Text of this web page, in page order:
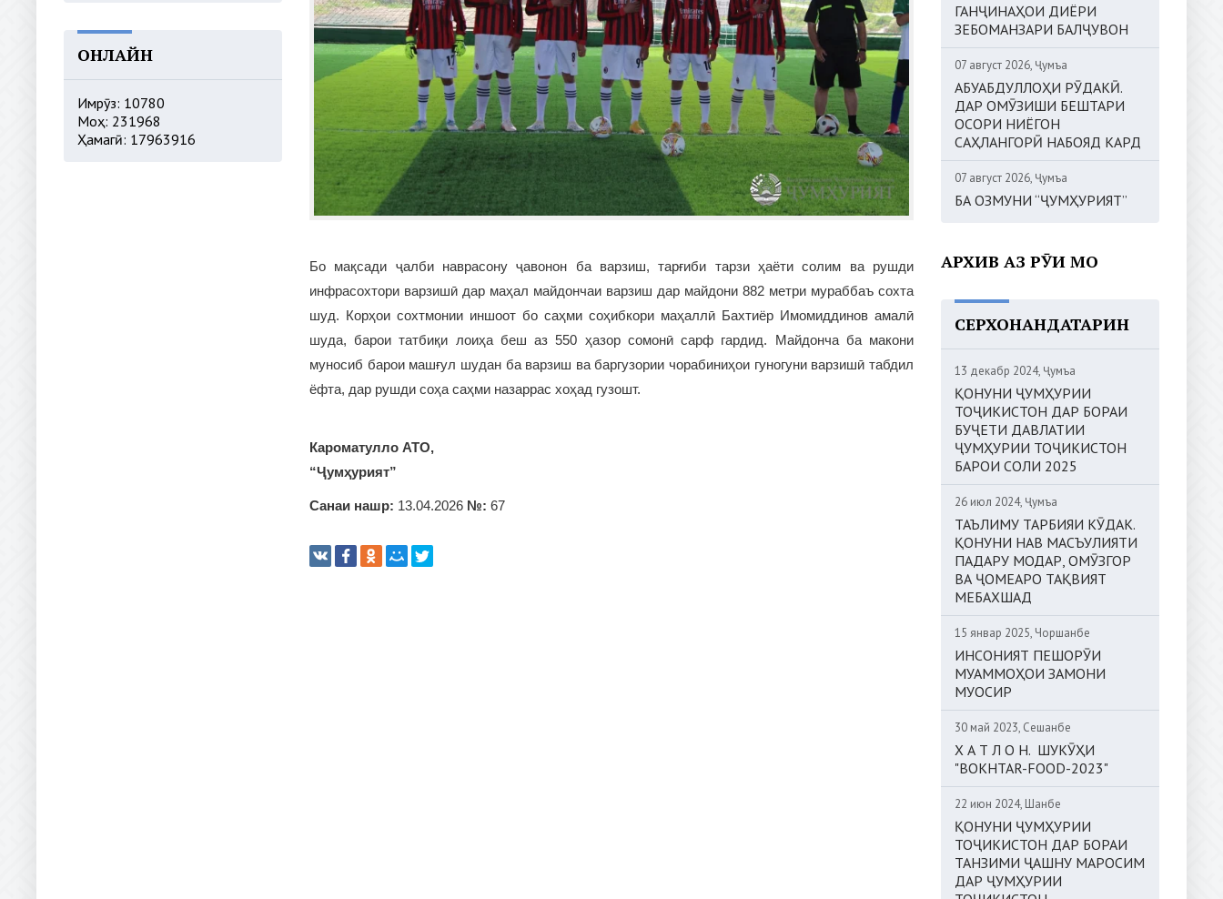
ОНЛАЙН
Имрӯз: 10780
Моҳ: 231968
Ҳамагӣ: 17963916
Бо мақсади ҷалби наврасону ҷавонон ба варзиш, тарғиби тарзи ҳаёти солим ва рушди
инфрасохтори варзишӣ дар маҳал майдончаи варзиш дар майдони 882 метри мураббаъ сохта
шуд. Корҳои сохтмонии иншоот бо саҳми соҳибкори маҳаллӣ Бахтиёр Имомиддинов амалӣ
шуда, барои татбиқи лоиҳа беш аз 550 ҳазор сомонӣ сарф гардид. Майдонча ба макони
муносиб барои машғул шудан ба варзиш ва баргузории чорабиниҳои гуногуни варзишӣ табдил
ёфта, дар рушди соҳа саҳми назаррас хоҳад гузошт.
Кароматулло АТО,
“Ҷумҳурият”
Санаи нашр: 13.04.2026 №: 67
ГАНҶИНАҲОИ ДИЁРИ
ЗЕБОМАНЗАРИ БАЛҶУВОН
07 август 2026, Ҷумъа
АБУАБДУЛЛОҲИ РӮДАКӢ.
ДАР ОМӮЗИШИ БЕШТАРИ
ОСОРИ НИЁГОН
САҲЛАНГОРӢ НАБОЯД КАРД
07 август 2026, Ҷумъа
БА ОЗМУНИ “ҶУМҲУРИЯТ”
АРХИВ АЗ РӮИ МОҲ
СЕРХОНАНДАТАРИН
13 декабр 2024, Ҷумъа
ҚОНУНИ ҶУМҲУРИИ
ТОҶИКИСТОН ДАР БОРАИ
БУҶЕТИ ДАВЛАТИИ
ҶУМҲУРИИ ТОҶИКИСТОН
БАРОИ СОЛИ 2025
26 июл 2024, Ҷумъа
ТАЪЛИМУ ТАРБИЯИ КӮДАК.
ҚОНУНИ НАВ МАСЪУЛИЯТИ
ПАДАРУ МОДАР, ОМӮЗГОР
ВА ҶОМЕАРО ТАҚВИЯТ
МЕБАХШАД
15 январ 2025, Чоршанбе
ИНСОНИЯТ ПЕШОРӮИ
МУАММОҲОИ ЗАМОНИ
МУОСИР
30 май 2023, Сешанбе
Х А Т Л О Н. ШУКӮҲИ
"BOKHTAR-FOOD-2023"
22 июн 2024, Шанбе
ҚОНУНИ ҶУМҲУРИИ
ТОҶИКИСТОН ДАР БОРАИ
ТАНЗИМИ ҶАШНУ МАРОСИМ
ДАР ҶУМҲУРИИ